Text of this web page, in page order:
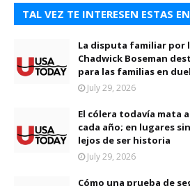
TAL VEZ TE INTERESEN ESTAS
La disputa familiar por
Chadwick Boseman
para las familias en
July 29, 2026
El cólera todavía mata
cada año; en lugares
lejos de ser historia
July 29, 2026
Cómo una prueba de